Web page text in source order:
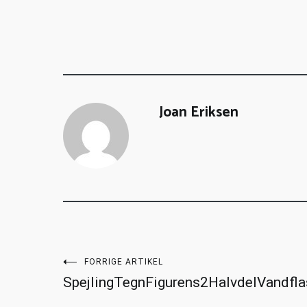
Joan Eriksen
FORRIGE ARTIKEL